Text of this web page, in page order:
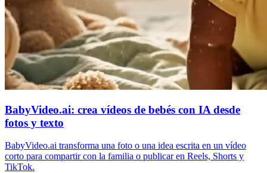
BabyVideo.ai: crea vídeos de bebés con IA desde
fotos y texto
BabyVideo.ai transforma una foto o una idea escrita en un vídeo
corto para compartir con la familia o publicar en Reels, Shorts y
TikTok.